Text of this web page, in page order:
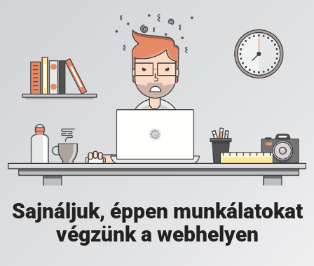
Sajnáljuk, éppen munkálatokat
végzünk a webhelyen